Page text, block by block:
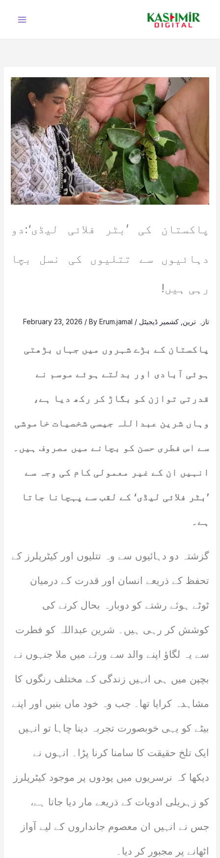
پاکستان کی ’بٹر فلائی لیڈی‘:دو
دہائیوں سے تتلیوں کی نسل بچا
رہی ہیں!
تازہ ترین کشمیر ڈیجیٹل /
February 23, 2026 / ByErum.jamal
پاکستان کے بڑے شہروں میں جہاں بڑھتی
ہوئی آبادی اور بدلتے ہوئے موسم نے
قدرتی توازن کو بگاڑ کر رکھ دیا ہے،
وہاں شرین عبداللہ جیسی شخصیات خاموشی
سے اس فطری حسن کو بچانے میں مصروف ہیں۔
انہیں ان کے غیر معمولی کام کی وجہ سے
’بٹر فلائی لیڈی‘ کے لقب سے پہچانا جاتا
ہے۔
گزشتہ دو دہائیوں سے وہ تتلیوں اور کیٹرپلرز کے
تحفظ کے ذریعے انسان اور قدرت کے درمیان
ٹوٹے ہوئے رشتے کو دوبارہ بحال کرنے کی
کوشش کر رہی ہیں۔ شرین عبداللہ کو فطرت
سے یہ لگاؤ اپنے والد سے ورثے میں ملا جنہوں نے
بچپن میں ہی انہیں زندگی کے مختلف رنگوں کا
مشاہدہ کرایا تھا۔ جب وہ خود ماں بنیں اور اپنے
بیٹے کو یہی خوبصورت تجربہ دینا چاہا تو انہیں
ایک تلخ حقیقت کا سامنا کرنا پڑا۔ انہوں نے
دیکھا کہ نرسریوں میں پودوں پر موجود کیٹرپلرز
کو زہریلی ادویات کے ذریعے مار دیا جاتا ہے،
جس نے انہیں ان معصوم جانداروں کے لیے آواز
اٹھانے پر مجبور کر دیا۔